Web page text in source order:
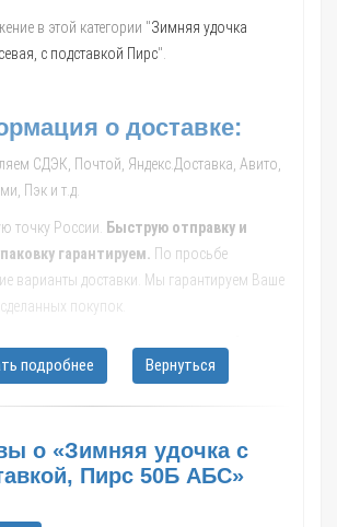
в этой категории "Зимняя удочка
с подставкой Пирс".
о доставке:
СДЭК, Почтой, Яндекс.Доставка, Авито,
Пэк и т.д.
точку России.
Быструю отправку и
гарантируем. По просьбе
варианты доставки. Мы гарантируем Ваше
покупок.
рассчитают стоимость и сроки
Нижний Новгород; Челябинск; Самара;
Уфа; Красноярск; Воронеж; Пермь;
подробнее Вернуться
о «Зимняя удочка с
Пирс 50Б АБС»